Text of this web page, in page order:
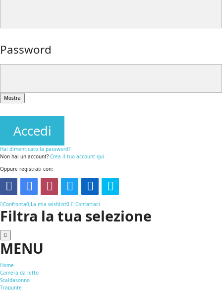
Password
Mostra
Accedi
Hai dimenticato la password?
Non hai un account? Crea il tuo account qui
Oppure registrati con:
Confronta0 La mia wishlist0 Contattaci
Filtra la tua selezione
MENU
Home
Camera da letto
Scaldasonno
Trapunte